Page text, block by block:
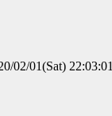
02/01(Sat)